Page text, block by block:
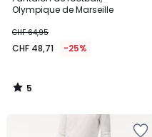
Olympique de Marseille
CHF 64,95
CHF 48,71 -25%
5
5
/